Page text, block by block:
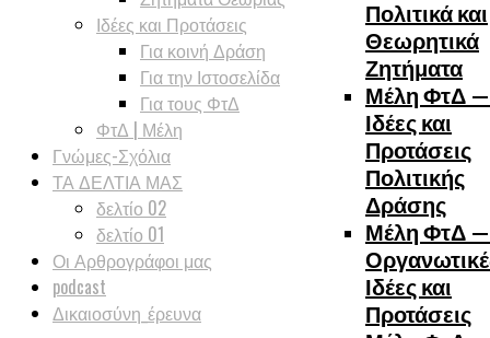
Πολιτικά και
Θεωρητικά
Ζητήματα
Μέλη ΦτΔ —
Ιδέες και
Προτάσεις
Πολιτικής
Δράσης
Μέλη ΦτΔ —
Ιδέες και
Προτάσεις
Ιδέες και Προτάσεις
Για κοινή Δράση
Για την Ιστοσελίδα
Για τους ΦτΔ
ΦτΔ | Μέλη
Γνώμες-Σχόλια
ΤΑ ΔΕΛΤΙΑ ΜΑΣ
δελτίο 02
δελτίο 01
Οι Αρθρογράφοι μας
podcast
Δικαιοσύνη_έρευνα